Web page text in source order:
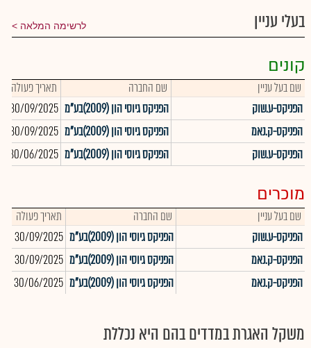
בעלי עניין לרשימה המלאה
קונים
שם בעל עניין שם החברה תאריך פעולה
הפניקס-ע.שוק
הפניקס גיוסי הון (2009)בע"מ 30/09/2025
הפניקס-ק.נאמ
הפניקס גיוסי הון (2009)בע"מ 30/09/2025
הפניקס-ע.שוק
הפניקס גיוסי הון (2009)בע"מ 30/06/2025
מוכרים
שם בעל עניין שם החברה תאריך פעולה
הפניקס-ע.שוק
הפניקס גיוסי הון (2009)בע"מ 30/09/2025
הפניקס-ק.נאמ
הפניקס גיוסי הון (2009)בע"מ 30/09/2025
הפניקס-ק.נאמ
הפניקס גיוסי הון (2009)בע"מ 30/06/2025
משקל האגרת במדדים בהם היא נכללת